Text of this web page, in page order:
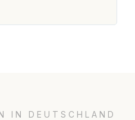
IN DEUTSCHLAND